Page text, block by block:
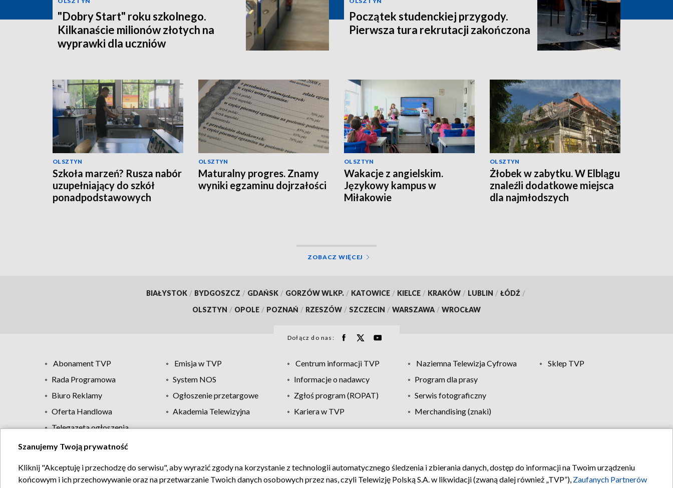
"Dobry Start" roku szkolnego.
Kilkanaście milionów złotych na
wyprawki dla uczniów
Początek studenckiej przygody.
Pierwsza tura rekrutacji zakończona
OLSZTYN
Szkoła marzeń? Rusza nabór
uzupełniający do szkół
ponadpodstawowych
OLSZTYN
Maturalny progres. Znamy
wyniki egzaminu dojrzałości
OLSZTYN
Wakacje z angielskim.
Językowy kampus w
Miłakowie
OLSZTYN
Żłobek w zabytku. W Elblągu
znaleźli dodatkowe miejsca
dla najmłodszych
ZOBACZ WIĘCEJ
BIAŁYSTOK / BYDGOSZCZ / GDAŃSK / GORZÓW WLKP. / KATOWICE / KIELCE / KRAKÓW / LUBLIN / ŁÓDŹ /
OLSZTYN / OPOLE / POZNAŃ / RZESZÓW / SZCZECIN / WARSZAWA / WROCŁAW
Dołącz do nas:
Abonament TVP Emisja w TVP Centrum informacji TVP Naziemna Telewizja Cyfrowa
Sklep TVP
Rada Programowa
System NOS Informacje o nadawcy
Program dla prasy
Biuro Reklamy
Ogłoszenie przetargowe Zgłoś program (ROPAT)
Serwis fotograficzny
Oferta Handlowa
Akademia Telewizyjna Kariera w TVP
Merchandising (znaki)
Telegazeta ogłoszenia
Regulamin TVP Polityka prywatności Moje zgody Pomoc Biuro reklamy Kontakt
Szanujemy Twoją prywatność
Kliknij "Akceptuję i przechodzę do serwisu", aby wyrazić zgody na korzystanie z technologii automatycznego śledzenia i zbierania danych, dostęp do informacji na Twoim urządzeniu
końcowym i ich przechowywanie oraz na przetwarzanie Twoich danych osobowych przez nas, czyli Telewizję Polską S.A. w likwidacji (zwaną dalej również „TVP”), Zaufanych Partnerów